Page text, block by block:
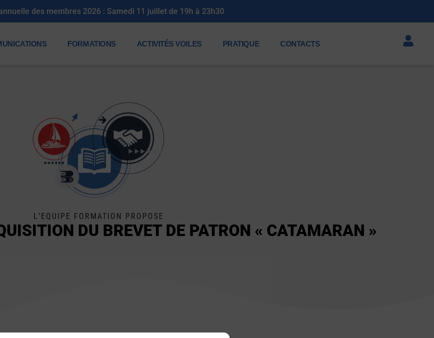
des membres 2026 : Samedi 11 juillet de 19h à 23h30
FORMATIONS ACTIVITÉS VOILES PRATIQUE CONTACTS
L’EQUIPE FORMATION PROPOSE
DU BREVET DE PATRON « CATAMARAN »